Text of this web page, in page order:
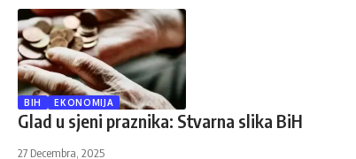
BIH EKONOMIJA
Glad u sjeni praznika: Stvarna slika BiH
27 Decembra, 2025